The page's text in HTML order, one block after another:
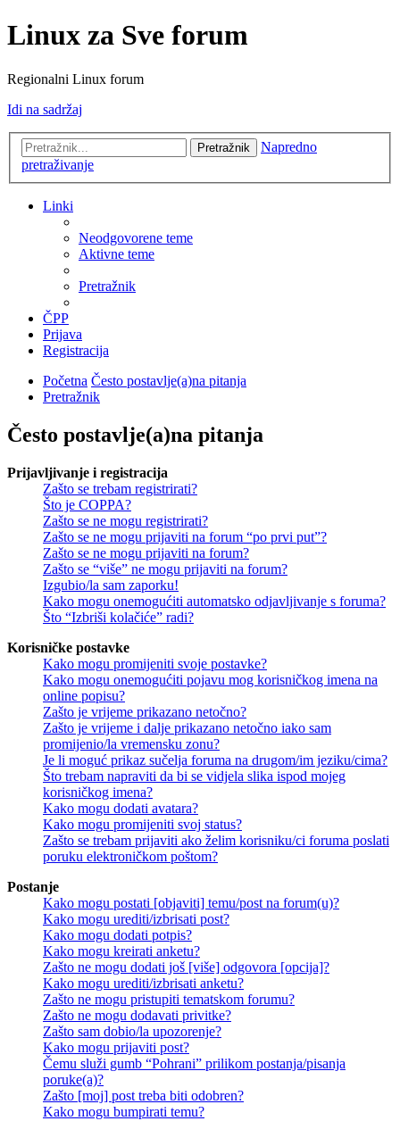
Linux za Sve forum
Regionalni Linux forum
Idi na sadržaj
Pretražnik
Napredno
pretraživanje
Linki
Neodgovorene teme
Aktivne teme
Pretražnik
ČPP
Prijava
Registracija
Početna Često postavlje(a)na pitanja
Pretražnik
Često postavlje(a)na pitanja
Prijavljivanje i registracija
Zašto se trebam registrirati?
Što je COPPA?
Zašto se ne mogu registrirati?
Zašto se ne mogu prijaviti na forum “po prvi put”?
Zašto se ne mogu prijaviti na forum?
Zašto se “više” ne mogu prijaviti na forum?
Izgubio/la sam zaporku!
Kako mogu onemogućiti automatsko odjavljivanje s foruma?
Što “Izbriši kolačiće” radi?
Korisničke postavke
Kako mogu promijeniti svoje postavke?
Kako mogu onemogućiti pojavu mog korisničkog imena na
online popisu?
Zašto je vrijeme prikazano netočno?
Zašto je vrijeme i dalje prikazano netočno iako sam
promijenio/la vremensku zonu?
Je li moguć prikaz sučelja foruma na drugom/im jeziku/cima?
Što trebam napraviti da bi se vidjela slika ispod mojeg
korisničkog imena?
Kako mogu dodati avatara?
Kako mogu promijeniti svoj status?
Zašto se trebam prijaviti ako želim korisniku/ci foruma poslati
poruku elektroničkom poštom?
Postanje
Kako mogu postati [objaviti] temu/post na forum(u)?
Kako mogu urediti/izbrisati post?
Kako mogu dodati potpis?
Kako mogu kreirati anketu?
Zašto ne mogu dodati još [više] odgovora [opcija]?
Kako mogu urediti/izbrisati anketu?
Zašto ne mogu pristupiti tematskom forumu?
Zašto ne mogu dodavati privitke?
Zašto sam dobio/la upozorenje?
Kako mogu prijaviti post?
Čemu služi gumb “Pohrani” prilikom postanja/pisanja
poruke(a)?
Zašto [moj] post treba biti odobren?
Kako mogu bumpirati temu?